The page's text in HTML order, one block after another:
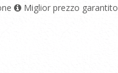
Miglior prezzo garantito